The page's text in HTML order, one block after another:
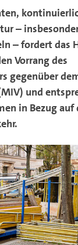
–
– fordert das
Vorrang des
gegenüber
und
in Bezug